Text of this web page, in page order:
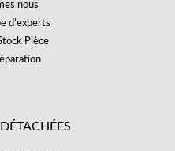
nous
d’experts
Pièce